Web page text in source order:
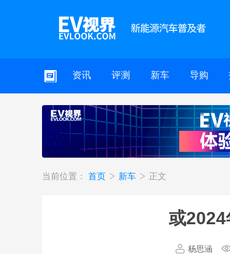
资讯 评测 新车 导购
当前位置： 首页 新车 正文
或2024
杨思涵